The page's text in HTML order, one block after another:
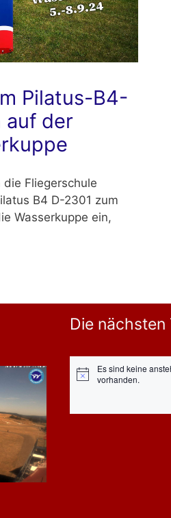
Pilatus-B4-
auf der
Fliegerschule
B4 D-2301 zum
Wasserkuppe ein,
Die nächsten
Hinweis
Es sind keine
vorhanden.